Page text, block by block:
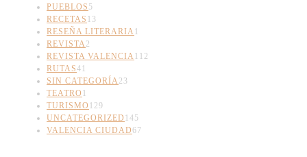
PUEBLOS 5
RECETAS 13
RESEÑA LITERARIA1
REVISTA2
REVISTA VALENCIA112
RUTAS41
SIN CATEGORÍA23
TEATRO 1
TURISMO 129
UNCATEGORIZED 145
VALENCIA CIUDAD67